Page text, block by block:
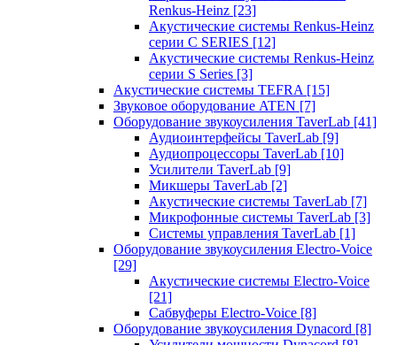
Renkus-Heinz [23]
Акустические системы Renkus-Heinz
серии C SERIES [12]
Акустические системы Renkus-Heinz
серии S Series [3]
Акустические системы TEFRA [15]
Звуковое оборудование ATEN [7]
Оборудование звукоусиления TaverLab [41]
Аудиоинтерфейсы TaverLab [9]
Аудиопроцессоры TaverLab [10]
Усилители TaverLab [9]
Микшеры TaverLab [2]
Акустические системы TaverLab [7]
Микрофонные системы TaverLab [3]
Системы управления TaverLab [1]
Оборудование звукоусиления Electro-Voice
[29]
Акустические системы Electro-Voice
[21]
Сабвуферы Electro-Voice [8]
Оборудование звукоусиления Dynacord [8]